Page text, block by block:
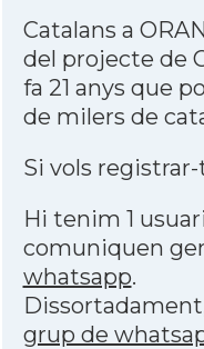
Catalans a
del projecte de
fa 21 anys que
de milers de
Si vols
Hi tenim 1
comuniquen
whatsapp.
grup de